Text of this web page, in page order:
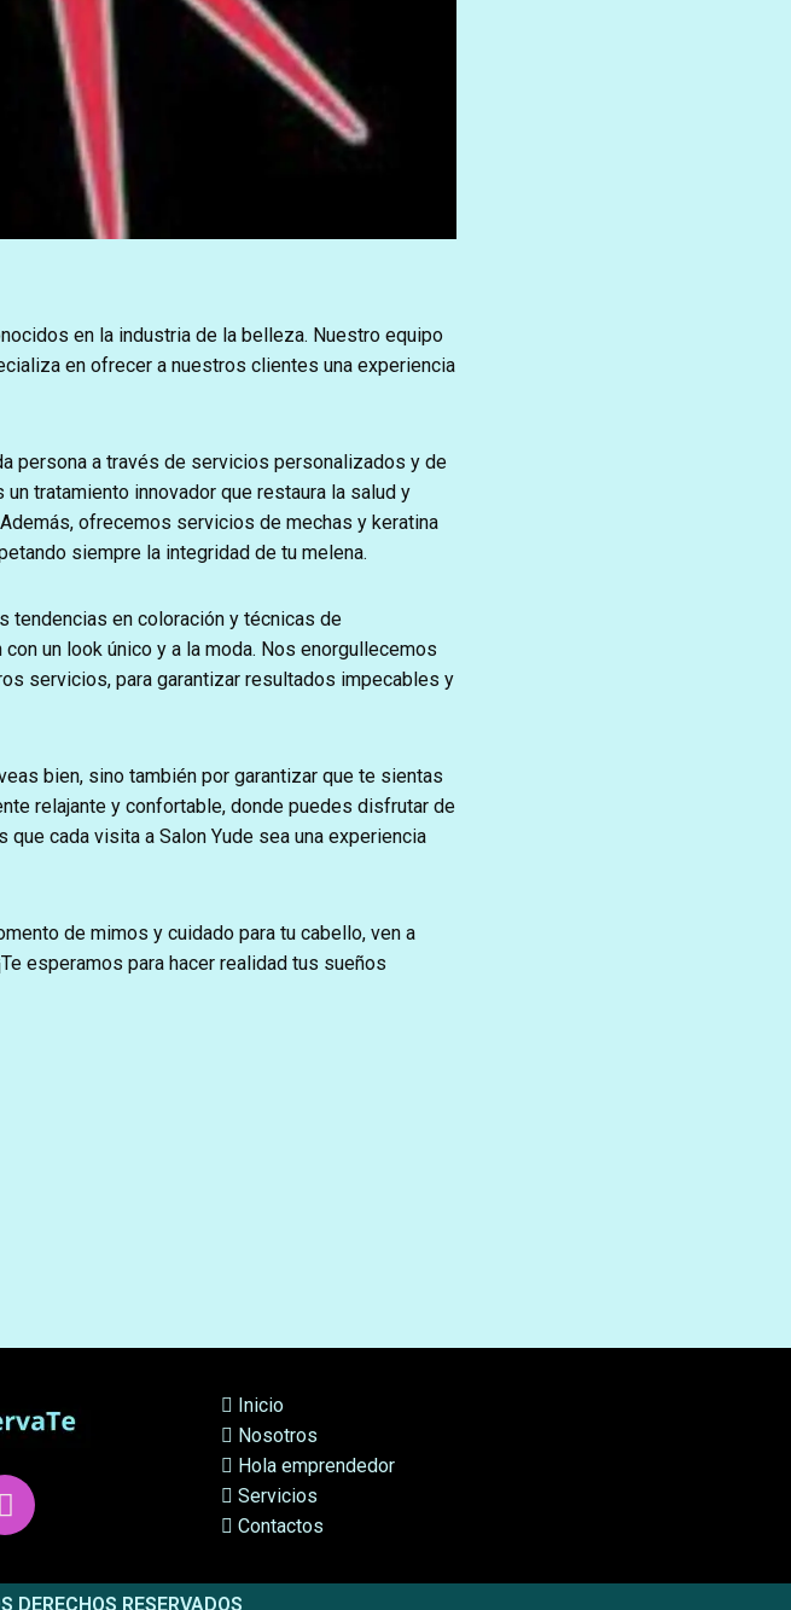
en la industria de la belleza. Nuestro equipo
en ofrecer a nuestros clientes una experiencia
persona a través de servicios personalizados y de
tratamiento innovador que restaura la salud y
ofrecemos servicios de mechas y keratina
siempre la integridad de tu melena.
en coloración y técnicas de
un look único y a la moda. Nos enorgullecemos
servicios, para garantizar resultados impecables y
bien, sino también por garantizar que te sientas
relajante y confortable, donde puedes disfrutar de
cada visita a Salon Yude sea una experiencia
de mimos y cuidado para tu cabello, ven a
esperamos para hacer realidad tus sueños
Inicio
Nosotros
Hola emprendedor
Servicios
Contactos
DERECHOS RESERVADOS